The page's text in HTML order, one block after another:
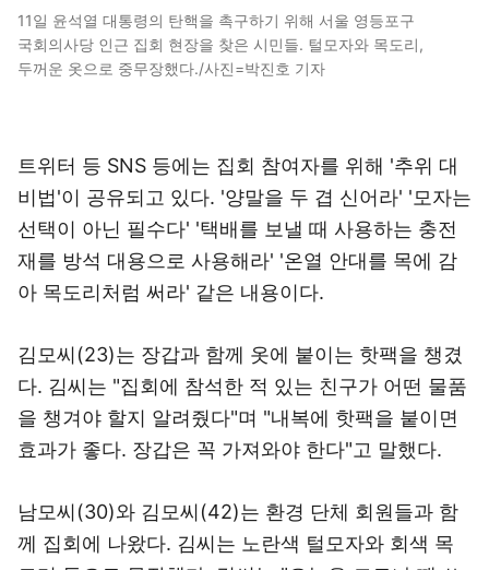
11일 윤석열 대통령의 탄핵을 촉구하기 위해 서울 영등포구
국회의사당 인근 집회 현장을 찾은 시민들. 털모자와 목도리,
두꺼운 옷으로 중무장했다./사진=박진호 기자
트위터 등 SNS 등에는 집회 참여자를 위해 '추위 대
비법'이 공유되고 있다. '양말을 두 겹 신어라' '모자는
선택이 아닌 필수다' '택배를 보낼 때 사용하는 충전
재를 방석 대용으로 사용해라' '온열 안대를 목에 감
아 목도리처럼 써라' 같은 내용이다.
김모씨(23)는 장갑과 함께 옷에 붙이는 핫팩을 챙겼
다. 김씨는 "집회에 참석한 적 있는 친구가 어떤 물품
을 챙겨야 할지 알려줬다"며 "내복에 핫팩을 붙이면
효과가 좋다. 장갑은 꼭 가져와야 한다"고 말했다.
남모씨(30)와 김모씨(42)는 환경 단체 회원들과 함
께 집회에 나왔다. 김씨는 노란색 털모자와 회색 목